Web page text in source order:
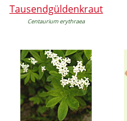
Tausendgüldenkraut
Centaurium erythraea